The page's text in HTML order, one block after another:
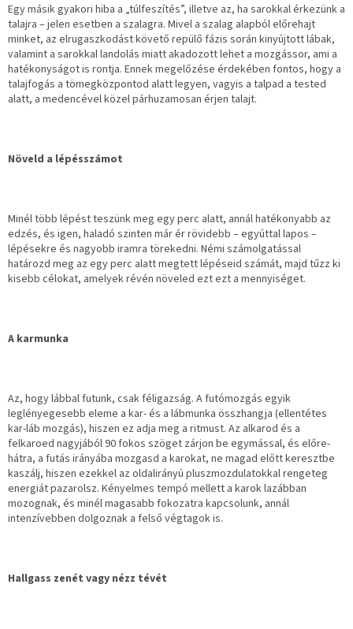
Egy másik gyakori hiba a „túlfeszítés”, illetve az, ha sarokkal érkezünk a
talajra – jelen esetben a szalagra. Mivel a szalag alapból előrehajt
minket, az elrugaszkodást követő repülő fázis során kinyújtott lábak,
valamint a sarokkal landolás miatt akadozott lehet a mozgássor, ami a
hatékonyságot is rontja. Ennek megelőzése érdekében fontos, hogy a
talajfogás a tömegközpontod alatt legyen, vagyis a talpad a tested
alatt, a medencével közel párhuzamosan érjen talajt.
Növeld a lépésszámot
Minél több lépést teszünk meg egy perc alatt, annál hatékonyabb az
edzés, és igen, haladó szinten már ér rövidebb – egyúttal lapos –
lépésekre és nagyobb iramra törekedni. Némi számolgatással
határozd meg az egy perc alatt megtett lépéseid számát, majd tűzz ki
kisebb célokat, amelyek révén növeled ezt ezt a mennyiséget.
A karmunka
Az, hogy lábbal futunk, csak féligazság. A futómozgás egyik
leglényegesebb eleme a kar- és a lábmunka összhangja (ellentétes
kar-láb mozgás), hiszen ez adja meg a ritmust. Az alkarod és a
felkaroed nagyjából 90 fokos szöget zárjon be egymással, és előre-
hátra, a futás irányába mozgasd a karokat, ne magad előtt keresztbe
kaszálj, hiszen ezekkel az oldalirányú pluszmozdulatokkal rengeteg
energiát pazarolsz. Kényelmes tempó mellett a karok lazábban
mozognak, és minél magasabb fokozatra kapcsolunk, annál
intenzívebben dolgoznak a felső végtagok is.
Hallgass zenét vagy nézz tévét